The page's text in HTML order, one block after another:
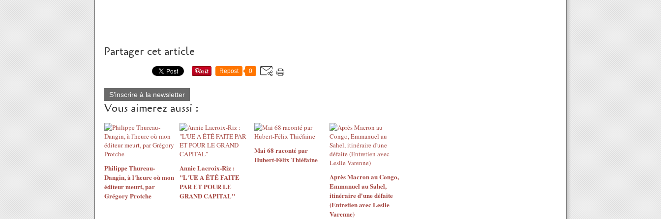
Partager cet article
Repost 0
S'inscrire à la newsletter
Vous aimerez aussi :
Philippe Thureau-
Dangin, à l'heure où mon
éditeur meurt, par
Grégory Protche
Annie Lacroix-Riz :
"L'UE A ÉTÉ FAITE
PAR ET POUR LE
GRAND CAPITAL"
Mai 68 raconté par
Hubert-Félix Thiéfaine
Après Macron au Congo,
Emmanuel au Sahel,
itinéraire d'une défaite
(Entretien avec Leslie
Varenne)